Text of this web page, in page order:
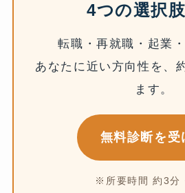
4つの選択
転職・再就職・起業
あなたに近い方向性を、
ます。
無料診断を受
※所要時間 約3分